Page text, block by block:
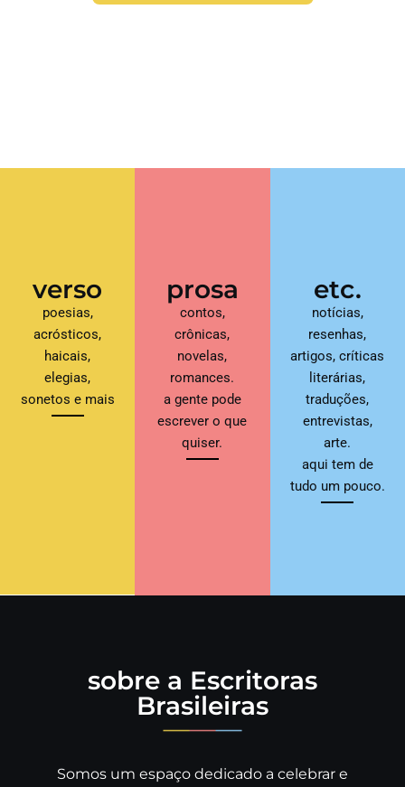
verso
poesias,
acrósticos,
haicais,
elegias,
sonetos e mais
prosa
contos,
crônicas,
novelas,
romances.
a gente pode
escrever o que
quiser.
etc.
notícias,
resenhas,
artigos, críticas
literárias,
traduções,
entrevistas,
arte.
aqui tem de
tudo um pouco.
sobre a Escritoras
Brasileiras
Somos um espaço dedicado a celebrar e